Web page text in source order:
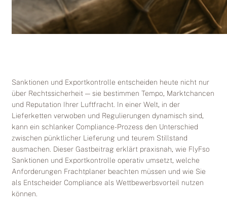
Sanktionen und Exportkontrolle entscheiden heute nicht nur
über Rechtssicherheit — sie bestimmen Tempo, Marktchancen
und Reputation Ihrer Luftfracht. In einer Welt, in der
Lieferketten verwoben und Regulierungen dynamisch sind,
kann ein schlanker Compliance-Prozess den Unterschied
zwischen pünktlicher Lieferung und teurem Stillstand
ausmachen. Dieser Gastbeitrag erklärt praxisnah, wie FlyFso
Sanktionen und Exportkontrolle operativ umsetzt, welche
Anforderungen Frachtplaner beachten müssen und wie Sie
als Entscheider Compliance als Wettbewerbsvorteil nutzen
können.